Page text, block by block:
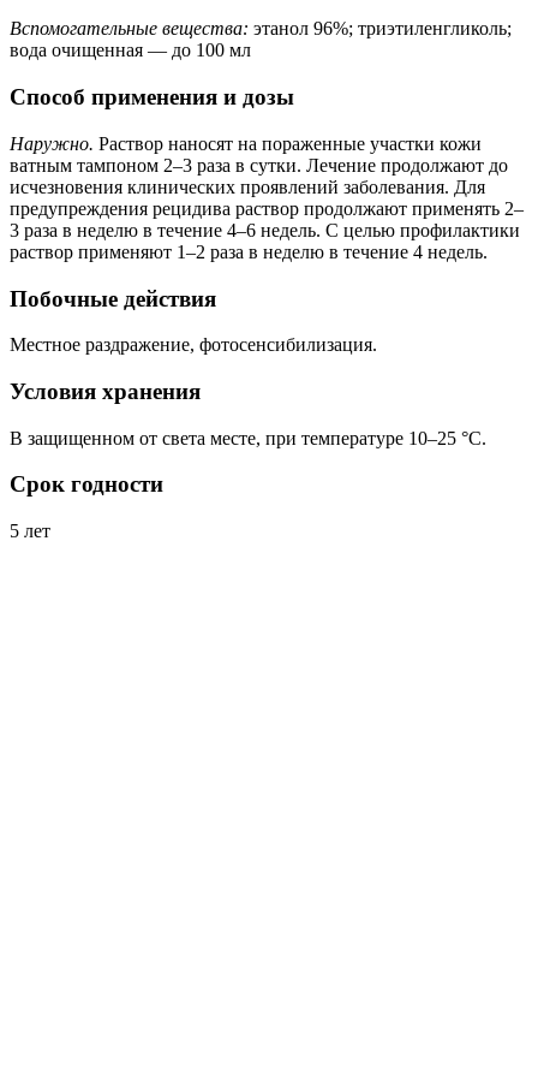
Вспомогательные вещества: этанол 96%; триэтиленгликоль;
вода очищенная — до 100 мл
Способ применения и дозы
Наружно. Раствор наносят на пораженные участки кожи
ватным тампоном 2–3 раза в сутки. Лечение продолжают до
исчезновения клинических проявлений заболевания. Для
предупреждения рецидива раствор продолжают применять 2–
3 раза в неделю в течение 4–6 недель. С целью профилактики
раствор применяют 1–2 раза в неделю в течение 4 недель.
Побочные действия
Местное раздражение, фотосенсибилизация.
Условия хранения
В защищенном от света месте, при температуре 10–25 °C.
Срок годности
5 лет